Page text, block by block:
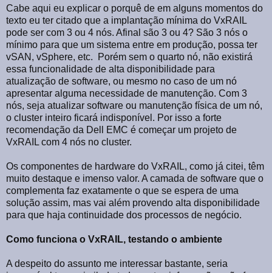
Cabe aqui eu explicar o porquê de em alguns momentos do
texto eu ter citado que a implantação mínima do VxRAIL
pode ser com 3 ou 4 nós. Afinal são 3 ou 4? São 3 nós o
mínimo para que um sistema entre em produção, possa ter
vSAN, vSphere, etc.
Porém sem o quarto nó, não existirá
essa funcionalidade de alta disponibilidade para
atualização de software, ou mesmo no caso de um nó
apresentar alguma necessidade de manutenção. Com 3
nós, seja atualizar software ou manutenção física de um nó,
o cluster inteiro ficará indisponível. Por isso a forte
recomendação da Dell EMC é começar um projeto de
VxRAIL com 4 nós no cluster.
Os componentes de hardware do VxRAIL, como já citei, têm
muito destaque e imenso valor. A camada de software que o
complementa faz exatamente o que se espera de uma
solução assim, mas vai além provendo alta disponibilidade
para que haja continuidade dos processos de negócio.
Como funciona o VxRAIL, testando o ambiente
A despeito do assunto me interessar bastante, seria